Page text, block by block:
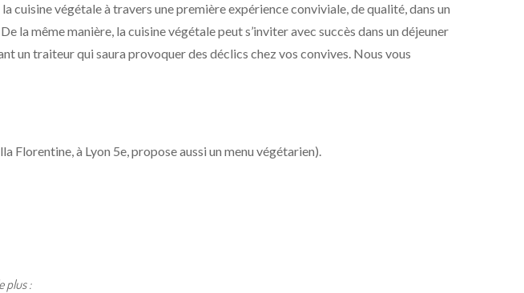
végétale à travers une première expérience conviviale, de qualité, dans un
même manière, la cuisine végétale peut s’inviter avec succès dans un déjeuner
un traiteur qui saura provoquer des déclics chez vos convives. Nous vous
Florentine, à Lyon 5e, propose aussi un menu végétarien).
plus :